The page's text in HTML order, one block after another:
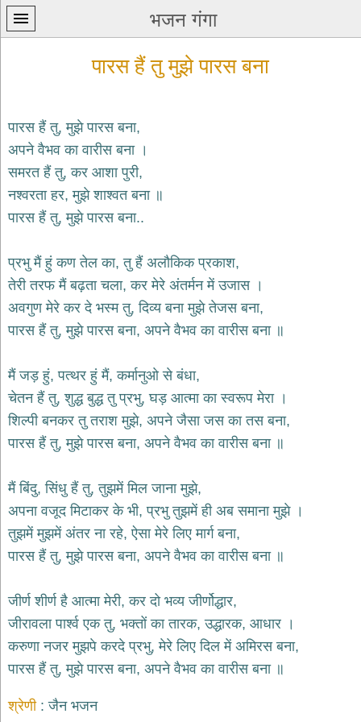
भजन गंगा
प्रथम
पन्ना
कृष्ण
bhajans
शिव
भजन
shiv
bhajans
भजन
hanuman
bhajans
साईं
भजन
जैन
भजन
jain
bhajans
durga
bhajans
भजन
ganesh
bhajans
राम
पारस हैं तु मुझे पारस बना
पारस हैं तु, मुझे पारस बना,
अपने वैभव का वारीस बना ।
समरत हैं तु, कर आशा पुरी,
नश्वरता हर, मुझे शाश्वत बना ॥
पारस हैं तु, मुझे पारस बना..
प्रभु मैं हुं कण तेल का, तु हैं अलौकिक प्रकाश,
तेरी तरफ मैं बढ़ता चला, कर मेरे अंतर्मन में उजास ।
अवगुण मेरे कर दे भस्म तु, दिव्य बना मुझे तेजस बना,
पारस हैं तु, मुझे पारस बना, अपने वैभव का वारीस बना ॥
मैं जड़ हुं, पत्थर हुं मैं, कर्मानुओ से बंधा,
चेतन हैं तु, शुद्ध बुद्ध तु प्रभु, घड़ आत्मा का स्वरूप मेरा ।
शिल्पी बनकर तु तराश मुझे, अपने जैसा जस का तस बना,
पारस हैं तु, मुझे पारस बना, अपने वैभव का वारीस बना ॥
मैं बिंदु, सिंधु हैं तु, तुझमें मिल जाना मुझे,
अपना वजूद मिटाकर के भी, प्रभु तुझमें ही अब समाना मुझे ।
तुझमें मुझमें अंतर ना रहे, ऐसा मेरे लिए मार्ग बना,
पारस हैं तु, मुझे पारस बना, अपने वैभव का वारीस बना ॥
जीर्ण शीर्ण है आत्मा मेरी, कर दो भव्य जीर्णोद्धार,
जीरावला पार्श्व एक तु, भक्तों का तारक, उद्धारक, आधार ।
करुणा नजर मुझपे करदे प्रभु, मेरे लिए दिल में अमिरस बना,
पारस हैं तु, मुझे पारस बना, अपने वैभव का वारीस बना ॥
श्रेणी जैन भजन